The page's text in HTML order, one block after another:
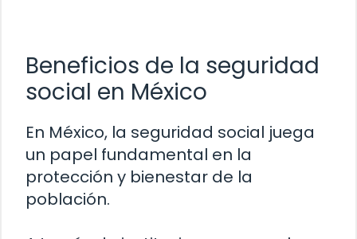
Beneficios de la seguridad
social en México
En México, la seguridad social juega
un papel fundamental en la
protección y bienestar de la
población.